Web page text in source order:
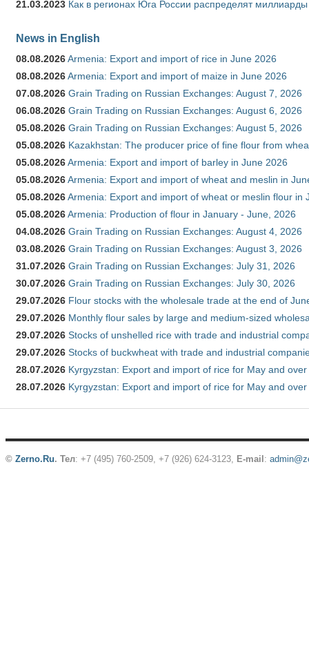
21.03.2023 Как в регионах Юга России распределят
News in English
08.08.2026Armenia: Export and import of rice in June 2026
08.08.2026Armenia: Export and import of maize in June 2026
07.08.2026 Grain Trading on Russian Exchanges: August 7, 2026
06.08.2026 Grain Trading on Russian Exchanges: August 6, 2026
05.08.2026 Grain Trading on Russian Exchanges: August 5, 2026
05.08.2026 Kazakhstan: The producer price of fine flour from
05.08.2026Armenia: Export and import of barley in June 2026
05.08.2026Armenia: Export and import of wheat and meslin in
05.08.2026Armenia: Export and import of wheat or meslin flour in
05.08.2026Armenia: Production of flour in January - June, 2026
04.08.2026 Grain Trading on Russian Exchanges: August 4, 2026
03.08.2026 Grain Trading on Russian Exchanges: August 3, 2026
31.07.2026 Grain Trading on Russian Exchanges: July 31, 2026
30.07.2026 Grain Trading on Russian Exchanges: July 30, 2026
29.07.2026 Flour stocks with the wholesale trade at the end of
29.07.2026 Monthly flour sales by large and medium-sized
29.07.2026 Stocks of unshelled rice with trade and industrial
29.07.2026 Stocks of buckwheat with trade and industrial
28.07.2026 Kyrgyzstan: Export and import of rice for May and
28.07.2026 Kyrgyzstan: Export and import of rice for May and
© Zerno.Ru. Тел: +7 (495) 760-2509, +7 (926) 624-3123, E-mail :